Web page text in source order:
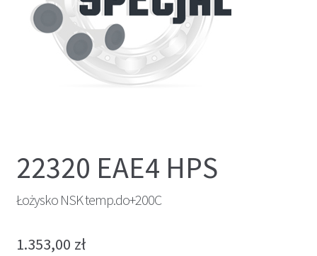
22320 EAE4 HPS
Łożysko NSK temp.do+200C
1.353,00 zł